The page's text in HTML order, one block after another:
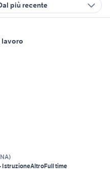
più recente
lavoro
NA)
IstruzioneAltroFull time